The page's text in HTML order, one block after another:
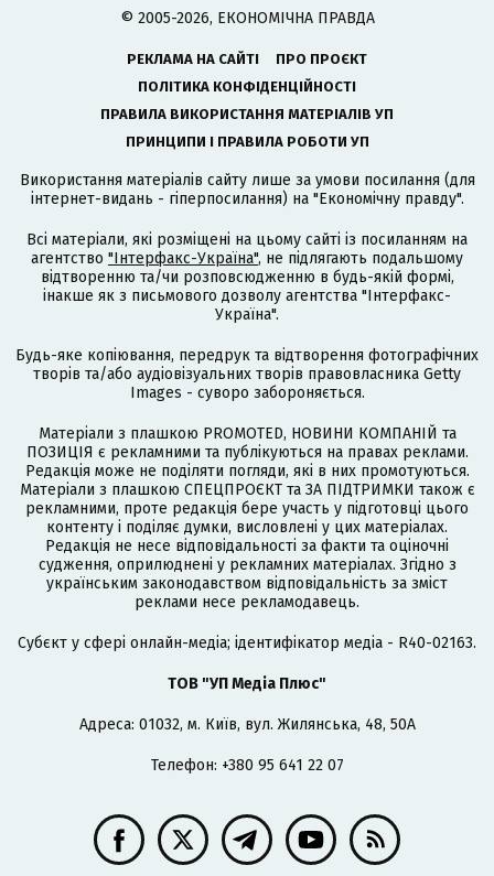
© 2005-2026, ЕКОНОМІЧНА ПРАВДА
РЕКЛАМА НА САЙТІ
ПРО ПРОЄКТ
ПОЛІТИКА КОНФІДЕНЦІЙНОСТІ
ПРАВИЛА ВИКОРИСТАННЯ МАТЕРІАЛІВ УП
ПРИНЦИПИ І ПРАВИЛА РОБОТИ УП
Використання матеріалів сайту лише за умови посилання (для
інтернет-видань - гіперпосилання) на "Економічну правду".
Всі матеріали, які розміщені на цьому сайті із посиланням на
агентство "Інтерфакс-Україна", не підлягають подальшому
відтворенню та/чи розповсюдженню в будь-якій формі,
інакше як з письмового дозволу агентства "Інтерфакс-
Україна".
Будь-яке копіювання, передрук та відтворення фотографічних
творів та/або аудіовізуальних творів правовласника Getty
Images - суворо забороняється.
Матеріали з плашкою PROMOTED, НОВИНИ КОМПАНІЙ та
ПОЗИЦІЯ є рекламними та публікуються на правах реклами.
Редакція може не поділяти погляди, які в них промотуються.
Матеріали з плашкою СПЕЦПРОЄКТ та ЗА ПІДТРИМКИ також є
рекламними, проте редакція бере участь у підготовці цього
контенту і поділяє думки, висловлені у цих матеріалах.
Редакція не несе відповідальності за факти та оціночні
судження, оприлюднені у рекламних матеріалах. Згідно з
українським законодавством відповідальність за зміст
реклами несе рекламодавець.
Cубєкт у сфері онлайн-медіа; ідентифікатор медіа - R40-02163.
ТОВ "УП Медіа Плюс"
Адреса: 01032, м. Київ, вул. Жилянська, 48, 50А
Телефон: +380 95 641 22 07